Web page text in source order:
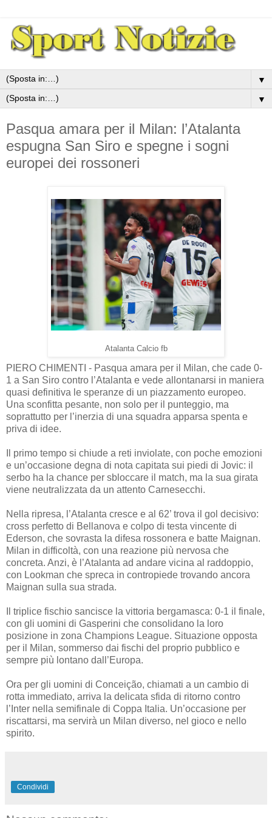
▼
▼
Pasqua amara per il Milan: l’Atalanta
espugna San Siro e spegne i sogni
europei dei rossoneri
Atalanta Calcio fb
PIERO CHIMENTI - Pasqua amara per il Milan, che cade 0-
1 a San Siro contro l’Atalanta e vede allontanarsi in maniera
quasi definitiva le speranze di un piazzamento europeo.
Una sconfitta pesante, non solo per il punteggio, ma
soprattutto per l’inerzia di una squadra apparsa spenta e
priva di idee.
Il primo tempo si chiude a reti inviolate, con poche emozioni
e un’occasione degna di nota capitata sui piedi di Jovic: il
serbo ha la chance per sbloccare il match, ma la sua girata
viene neutralizzata da un attento Carnesecchi.
Nella ripresa, l’Atalanta cresce e al 62’ trova il gol decisivo:
cross perfetto di Bellanova e colpo di testa vincente di
Ederson, che sovrasta la difesa rossonera e batte Maignan.
Milan in difficoltà, con una reazione più nervosa che
concreta. Anzi, è l’Atalanta ad andare vicina al raddoppio,
con Lookman che spreca in contropiede trovando ancora
Maignan sulla sua strada.
Il triplice fischio sancisce la vittoria bergamasca: 0-1 il finale,
con gli uomini di Gasperini che consolidano la loro
posizione in zona Champions League. Situazione opposta
per il Milan, sommerso dai fischi del proprio pubblico e
sempre più lontano dall’Europa.
Ora per gli uomini di Conceição, chiamati a un cambio di
rotta immediato, arriva la delicata sfida di ritorno contro
l’Inter nella semifinale di Coppa Italia. Un’occasione per
riscattarsi, ma servirà un Milan diverso, nel gioco e nello
spirito.
Condividi